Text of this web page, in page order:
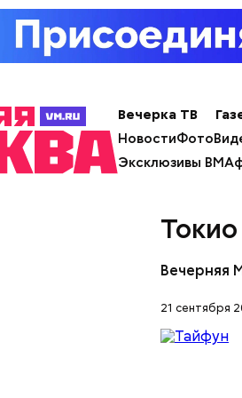
Вечерка ТВ
НовостиФото
Эксклюзивы ВМ
Вечерняя
21 сентября